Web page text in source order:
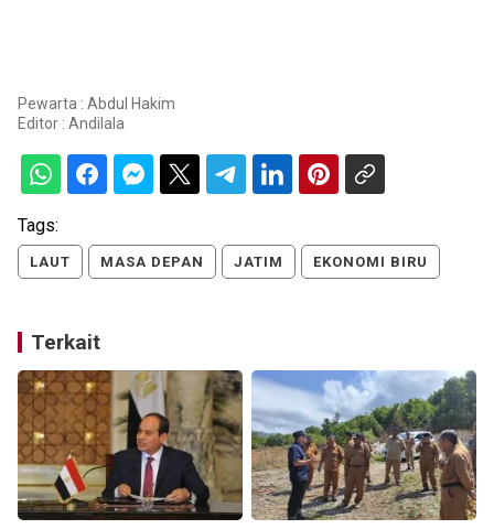
Pewarta : Abdul Hakim
Editor : Andilala
Tags:
LAUT MASA DEPAN JATIM EKONOMI BIRU
Terkait